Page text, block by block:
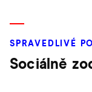
SPRAVEDLIVÉ
Sociálně